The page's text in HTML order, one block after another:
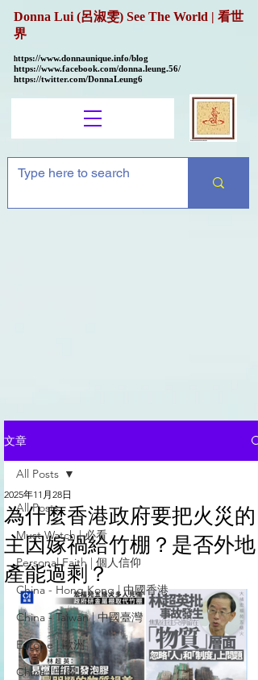
Donna Lui (呂淑雯) See The World | 看世
界
https://www.donnaunique.info/blog
https://www.facebook.com/donna.leung.56/
https://twitter.com/DonnaLeung6
文章
All Posts
Must Watch | 必看
Personal Faith | 個人信仰
China - Hong Kong | 中國香港
China - Taiwan | 中國臺灣
Europe | 歐洲
China | 中國
All Posts
為什麼香港政府要把火災的
主因嫁禍給竹棚？是否外地
產能過剩？
2025年11月28日